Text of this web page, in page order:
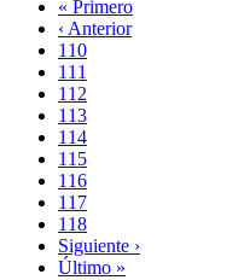
Paginación
Primera
página
« Primero
Página
anterior
‹ Anterior
Page
110
Page
111
Page
112
Page
113
Página
actual
114
Page
115
Page
116
Page
117
Page
118
Siguiente
página
Siguiente ›
Última
Último »